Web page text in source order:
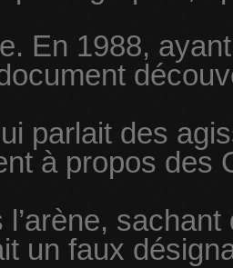
En 1988,
parlait des
à propos des
l’arène,
un faux